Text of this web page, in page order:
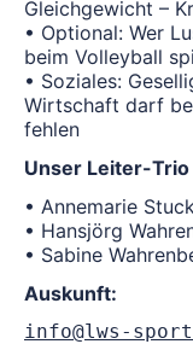
Gleichgewicht –
• Optional: Wer
beim Volleyball
• Soziales:
Wirtschaft darf
fehlen
Unser Leiter-Trio
• Annemarie
• Hansjörg
• Sabine
Auskunft:
info@lws-